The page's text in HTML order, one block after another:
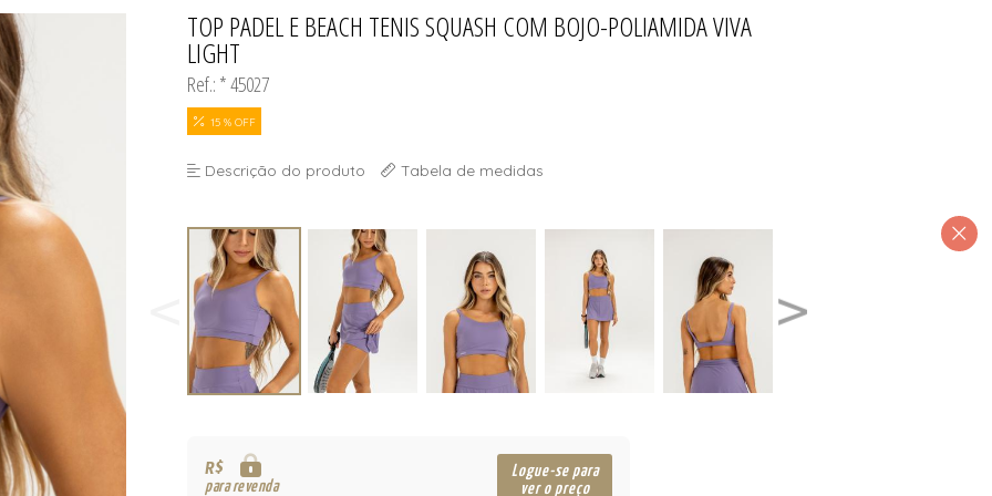
TODOS DE MASCULINO
TODOS DE OUTLET
TOP PADEL E BEACH TENIS SQUASH COM BOJO-POLIAMIDA VIVA
LIGHT
Ref.: * 45027
15 % OFF
Descrição do produto Tabela de medidas
R$
para revenda
Logue-se para
ver o preço